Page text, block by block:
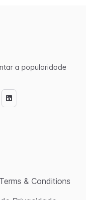
a popularidade
Terms & Conditions